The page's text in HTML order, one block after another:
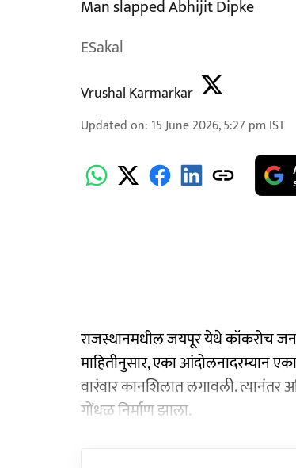
Man slapped Abhijit Dipke
ESakal
Vrushal Karmarkar
Updated on: 15 June 2026, 5:27 pm IST
राजस्थानमधील जयपूर येथे कॉकरोच
माहितीनुसार, एका आंदोलनादरम्यान
वारंवार कानशिलात लगावली. त्यानंतर
गोंधळ निर्माण झाला.